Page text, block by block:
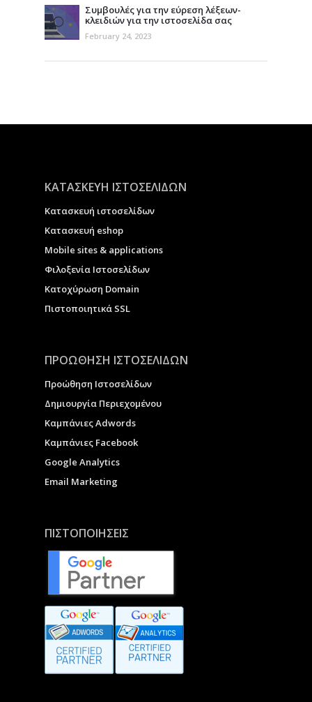
Συμβουλές για την εύρεση λέξεων-
κλειδιών για την ιστοσελίδα σας
February 24, 2023
ΚΑΤΑΣΚΕΥΗ ΙΣΤΟΣΕΛΙΔΩΝ
Κατασκευή ιστοσελίδων
Κατασκευή eshop
Μobile sites & applications
Φιλοξενία Ιστοσελίδων
Κατοχύρωση Domain
Πιστοποιητικά SSL
ΠΡΟΩΘΗΣΗ ΙΣΤΟΣΕΛΙΔΩΝ
Προώθηση Ιστοσελίδων
Δημιουργία Περιεχομένου
Καμπάνιες Adwords
Καμπάνιες Facebook
Google Analytics
Email Marketing
ΠΙΣΤΟΠΟΙΗΣΕΙΣ